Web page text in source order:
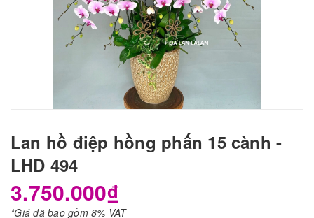
Lan hồ điệp hồng phấn 15 cành -
LHD 494
3.750.000₫
*Giá đã bao gồm 8% VAT